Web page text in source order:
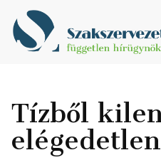
Tízből